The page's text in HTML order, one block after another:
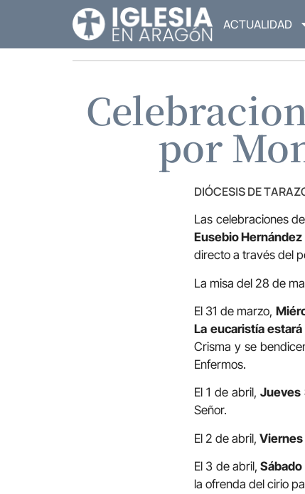
ACTUALIDAD
por
DIÓCESIS DE
Las celebraciones
Eusebio Hernández
directo a través del
La misa del 28 de
El 31 de marzo,
La eucaristía
Crisma y se
Enfermos.
El 1 de abril,Jueves
Señor.
El 2 de abril, Viernes
El 3 de abril,
la ofrenda del cirio